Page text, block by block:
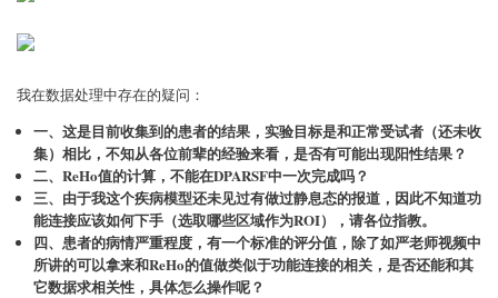
我在数据处理中存在的疑问：
一、这是目前收集到的患者的结果，实验目标是和正常受试者（还未收
集）相比，不知从各位前辈的经验来看，是否有可能出现阳性结果？
二、ReHo值的计算，不能在DPARSF中一次完成吗？
三、由于我这个疾病模型还未见过有做过静息态的报道，因此不知道功
能连接应该如何下手（选取哪些区域作为ROI），请各位指教。
四、患者的病情严重程度，有一个标准的评分值，除了如严老师视频中
所讲的可以拿来和ReHo的值做类似于功能连接的相关，是否还能和其
它数据求相关性，具体怎么操作呢？